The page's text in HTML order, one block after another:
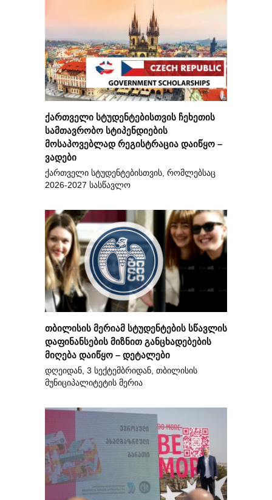
ქართველი სტუდენტებისთვის ჩეხეთის
სამთავრობო სტიპენდიების
მოსაპოვებლად რეგისტრაცია დაიწყო –
ვადები
ქართველი სტუდენტებისთვის, რომლებსაც
2026-2027 სასწავლო
თბილისის მერიამ სტუდენტების სწავლის
დაფინანსების მიზნით განცხადებების
მიღება დაიწყო – დეტალები
დღეიდან, 3 სექტემბრიდან, თბილისის
მუნიციპალიტეტის მერია